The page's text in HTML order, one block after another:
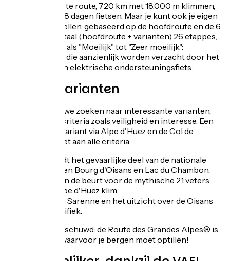
De meest directe route, 720 km met 18.000 m klimmen,
betekent 6 tot 8 dagen fietsen. Maar je kunt ook je eigen
route samenstellen, gebaseerd op de hoofdroute en de 6
varianten. In totaal (hoofdroute + varianten) 26 etappes,
geclassificeerd als "Moeilijk" tot "Zeer moeilijk":
beoordelingen die aanzienlijk worden verzacht door het
gebruik van een elektrische ondersteuningsfiets.
Nieuwe varianten
Elk jaar blijven we zoeken naar interessante varianten,
gebaseerd op criteria zoals veiligheid en interesse. Een
voorbeeld: de variant via Alpe d'Huez en de Col de
Sarenne voldoet aan alle criteria.
Je vermijdt het gevaarlijke deel van de nationale
weg, tussen Bourg d'Oisans en Lac du Chambon.
U bent aan de beurt voor de mythische 21 veters
van de Alpe d'Huez klim.
De Col de Sarenne en het uitzicht over de Oisans
zijn magnifiek.
Je bent gewaarschuwd: de Route des Grandes Alpes® is
een uitdaging waarvoor je bergen moet optillen!